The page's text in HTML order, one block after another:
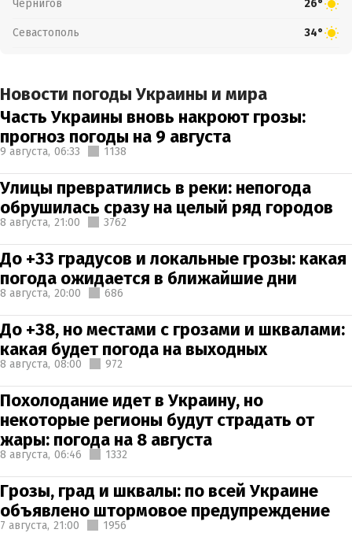
Чернигов 26°
Севастополь 34°
Новости погоды Украины и мира
Часть Украины вновь накроют грозы:
прогноз погоды на 9 августа
9 августа, 06:33 1138
Улицы превратились в реки: непогода
обрушилась сразу на целый ряд городов
8 августа, 21:00 3762
До +33 градусов и локальные грозы: какая
погода ожидается в ближайшие дни
8 августа, 20:00 686
До +38, но местами с грозами и шквалами:
какая будет погода на выходных
8 августа, 08:00 972
Похолодание идет в Украину, но
некоторые регионы будут страдать от
жары: погода на 8 августа
8 августа, 06:46 1332
Грозы, град и шквалы: по всей Украине
объявлено штормовое предупреждение
7 августа, 21:00 1956